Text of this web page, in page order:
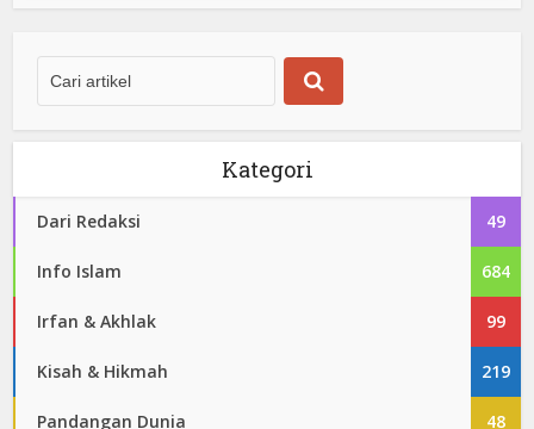
Kategori
Dari Redaksi 49
Info Islam 684
Irfan & Akhlak 99
Kisah & Hikmah 219
Pandangan Dunia 48